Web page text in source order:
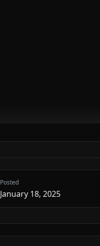
Posted
January 18, 2025